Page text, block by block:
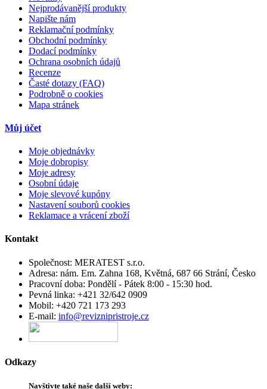
Nejprodávanější produkty
Napište nám
Reklamační podmínky
Obchodní podmínky
Dodací podmínky
Ochrana osobních údajů
Recenze
Časté dotazy (FAQ)
Podrobně o cookies
Mapa stránek
Můj účet
Moje objednávky
Moje dobropisy
Moje adresy
Osobní údaje
Moje slevové kupóny
Nastavení souborů cookies
Reklamace a vrácení zboží
Kontakt
Společnost: MERATEST s.r.o.
Adresa: nám. Em. Zahna 168, Květná, 687 66 Strání, Česko
Pracovní doba: Pondělí - Pátek 8:00 - 15:30 hod.
Pevná linka: +421 32/642 0909
Mobil: +420 721 173 293
E-mail: info@reviznipristroje.cz
Odkazy
Navštivte také naše další weby: